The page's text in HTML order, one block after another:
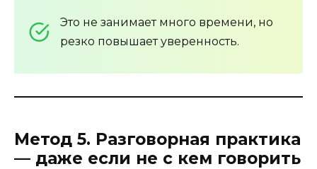
Это не занимает много времени, но
резко повышает уверенность.
Метод 5. Разговорная практика
— даже если не с кем говорить